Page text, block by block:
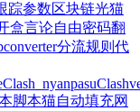
踪参数区块链光猫
盒言论自由密码翻
分流规则 代
Clash_nyanpasu
脚本猫自动填充网